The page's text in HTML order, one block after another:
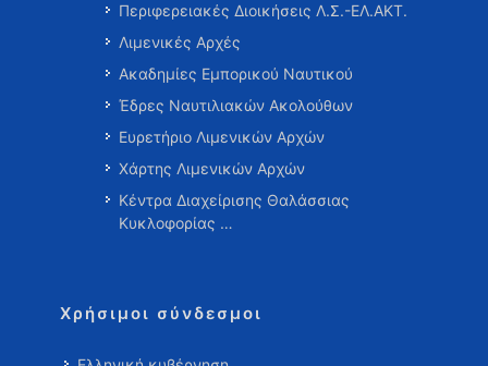
Περιφερειακές Διοικήσεις Λ.Σ.-ΕΛ.ΑΚΤ.
Λιμενικές Αρχές
Ακαδημίες Εμπορικού Ναυτικού
Έδρες Ναυτιλιακών Ακολούθων
Ευρετήριο Λιμενικών Αρχών
Χάρτης Λιμενικών Αρχών
Κέντρα Διαχείρισης Θαλάσσιας
Κυκλοφορίας …
Χρήσιμοι σύνδεσμοι